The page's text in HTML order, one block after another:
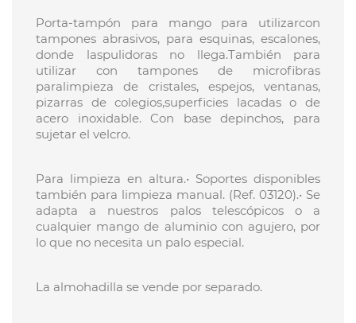
Porta-tampón para mango para utilizarcon
tampones abrasivos, para esquinas, escalones,
donde laspulidoras no llega.También para
utilizar con tampones de microfibras
paralimpieza de cristales, espejos, ventanas,
pizarras de colegios,superficies lacadas o de
acero inoxidable. Con base depinchos, para
sujetar el velcro.
Para limpieza en altura.• Soportes disponibles
también para limpieza manual. (Ref. 03120).• Se
adapta a nuestros palos telescópicos o a
cualquier mango de aluminio con agujero, por
lo que no necesita un palo especial.
La almohadilla se vende por separado.